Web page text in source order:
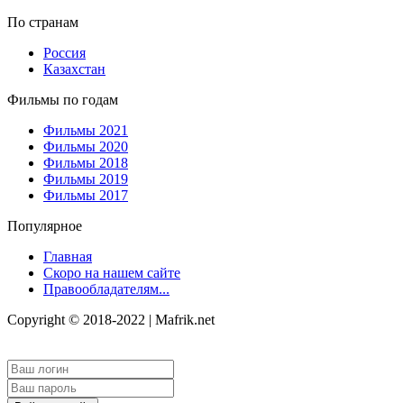
По странам
Россия
Казахстан
Фильмы по годам
Фильмы 2021
Фильмы 2020
Фильмы 2018
Фильмы 2019
Фильмы 2017
Популярное
Главная
Скоро на нашем сайте
Правообладателям...
Copyright © 2018-2022 | Mafrik.net